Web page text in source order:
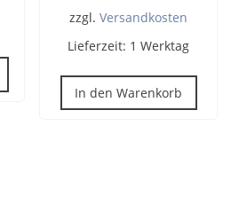
Dieses
Produkt
weist
mehrere
zzgl.Versandkosten
Lieferzeit: 1 Werktag
In den Warenkorb